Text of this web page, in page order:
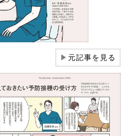
▶元記事を見る